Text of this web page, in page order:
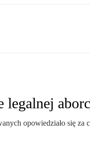
legalnej
opowiedziało się